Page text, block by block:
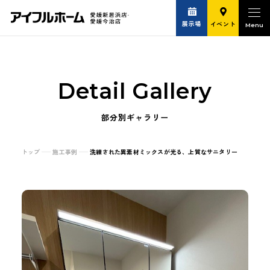
展示場 イベント
Detail Gallery
部分別ギャラリー
トップ 施工事例 洗練された異素材ミックスが光る、上質なサニタリー